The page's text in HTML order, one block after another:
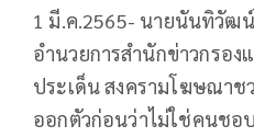
1 มี.ค.2565- นายนันทิวัฒ
อำนวยการสำนักข่าวกรอ
ประเด็น สงครามโฆษณาช
ออกตัวก่อนว่าไม่ใช่คนชอ